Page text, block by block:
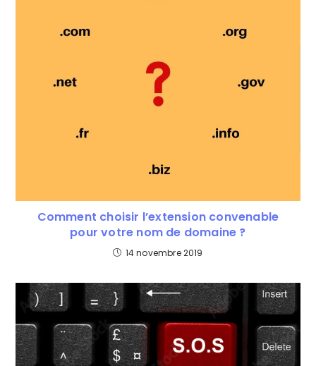
Comment choisir l’extension convenable
pour votre nom de domaine ?
14 novembre 2019